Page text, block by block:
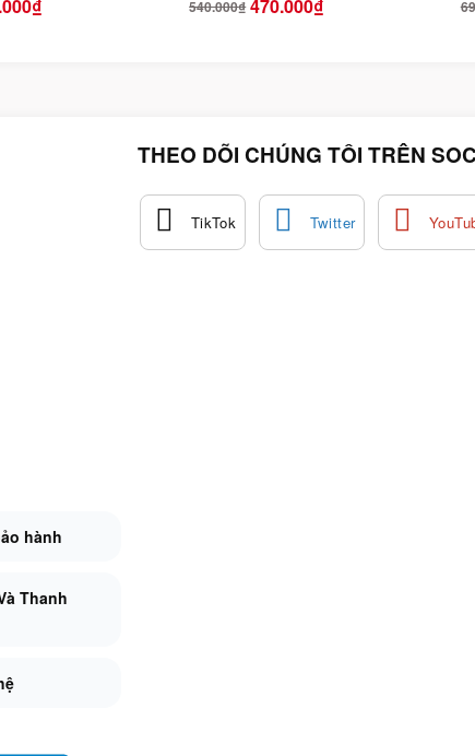
₫
20826
540.000₫
Giá 470.000₫
Giá
hành
Thanh
THEO DÕI CHÚNG TÔI TRÊN